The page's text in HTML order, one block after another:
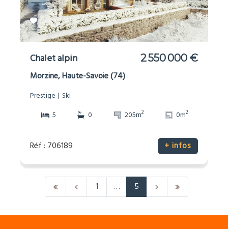
Chalet alpin 2 550 000 €
Morzine, Haute-Savoie (74)
Prestige
Ski
5
0 205m2 0m2
Réf : 706189 + infos
1 … 5